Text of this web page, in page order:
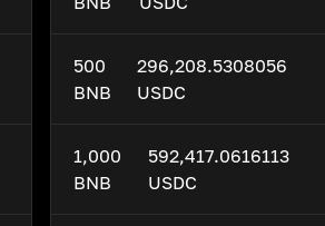
500
BNB
296,208.5308056
USDC
1,000
BNB
592,417.0616113
USDC